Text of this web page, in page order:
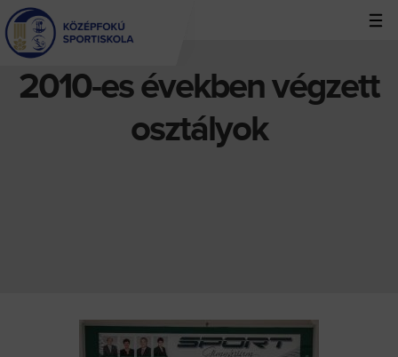
Jump
to
navigation
Back
2010-es években végzett
osztályok